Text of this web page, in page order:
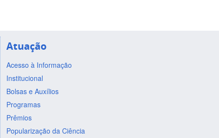
Atuação
Acesso à Informação
Institucional
Bolsas e Auxílios
Programas
Prêmios
Popularização da Ciência